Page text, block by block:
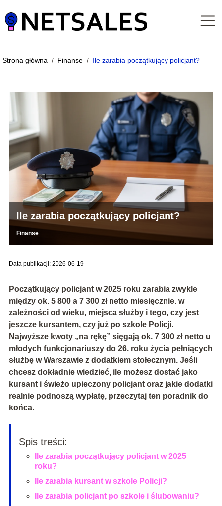
Strona główna / Finanse / Ile zarabia początkujący policjant?
Ile zarabia początkujący policjant?
Finanse
Data publikacji: 2026-06-19
Początkujący policjant w 2025 roku zarabia zwykle
między ok. 5 800 a 7 300 zł netto miesięcznie, w
zależności od wieku, miejsca służby i tego, czy jest
jeszcze kursantem, czy już po szkole Policji.
Najwyższe kwoty „na rękę” sięgają ok. 7 300 zł nettou
młodych funkcjonariuszy do 26. roku życia pełniących
służbę w Warszawie z dodatkiem stołecznym. Jeśli
chcesz dokładnie wiedzieć, ile możesz dostać jako
kursant i świeżo upieczony policjant oraz jakie dodatki
realnie podnoszą wypłatę, przeczytaj ten poradnik do
końca.
Spis treści:
Ile zarabia początkujący policjant w 2025
roku?
Ile zarabia kursant w szkole Policji?
Ile zarabia policjant po szkole i ślubowaniu?